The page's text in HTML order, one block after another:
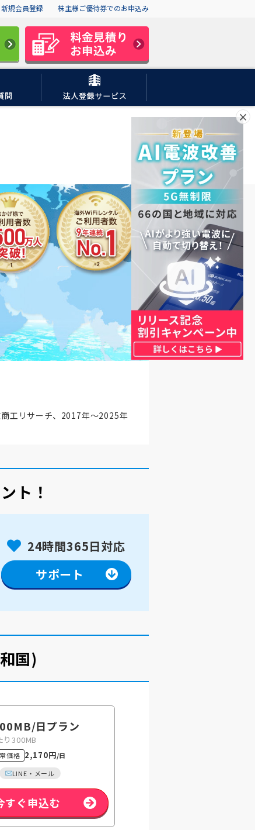
新規会員登録 株主様ご優待券でのお申込み
工リサーチ、2017年～2025年
ト！
24時間365日対応
サポート
国)
/日プラン
り300MB
価格 2,170円/日
LINE・メール
すぐ申込む
×